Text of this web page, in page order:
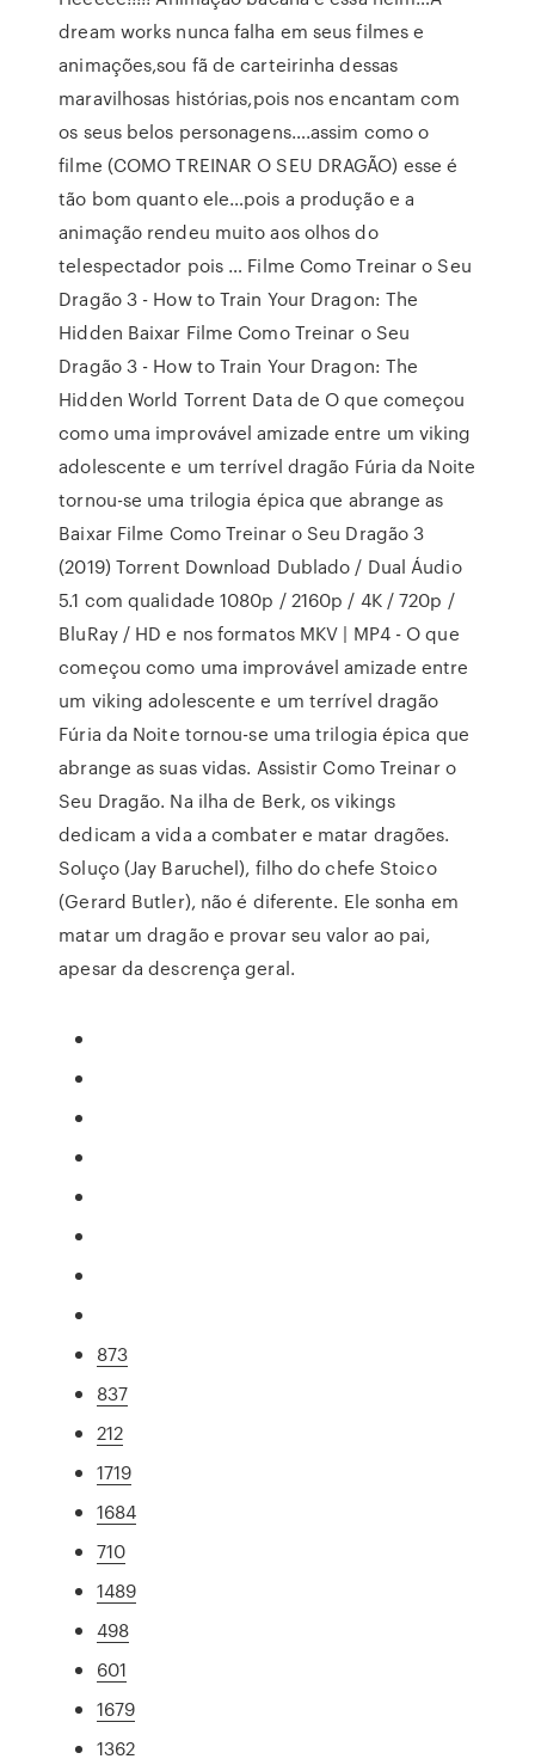
dream works nunca falha em seus filmes e
animações,sou fã de carteirinha dessas
maravilhosas histórias,pois nos encantam com
os seus belos personagens….assim como o
filme (COMO TREINAR O SEU DRAGÃO) esse é
tão bom quanto ele…pois a produção e a
animação rendeu muito aos olhos do
telespectador pois … Filme Como Treinar o Seu
Dragão 3 - How to Train Your Dragon: The
Hidden Baixar Filme Como Treinar o Seu
Dragão 3 - How to Train Your Dragon: The
Hidden World Torrent Data de O que começou
como uma improvável amizade entre um viking
adolescente e um terrível dragão Fúria da Noite
tornou-se uma trilogia épica que abrange as
Baixar Filme Como Treinar o Seu Dragão 3
(2019) Torrent Download Dublado / Dual Áudio
5.1 com qualidade 1080p / 2160p / 4K / 720p /
BluRay / HD e nos formatos MKV | MP4 - O que
começou como uma improvável amizade entre
um viking adolescente e um terrível dragão
Fúria da Noite tornou-se uma trilogia épica que
abrange as suas vidas. Assistir Como Treinar o
Seu Dragão. Na ilha de Berk, os vikings
dedicam a vida a combater e matar dragões.
Soluço (Jay Baruchel), filho do chefe Stoico
(Gerard Butler), não é diferente. Ele sonha em
matar um dragão e provar seu valor ao pai,
apesar da descrença geral.
873
837
212
1719
1684
710
1489
498
601
1679
1362